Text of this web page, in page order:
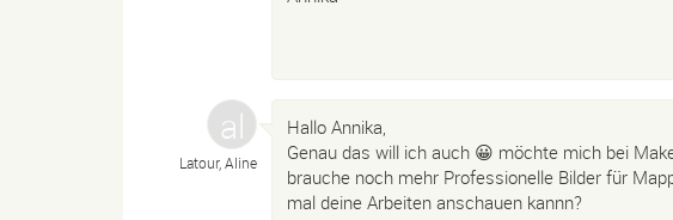
Latour, Aline
Hallo Annika,
Genau das will ich auch 😀 möchte mich bei
brauche noch mehr Professionelle Bilder für
mal deine Arbeiten anschauen kannn?